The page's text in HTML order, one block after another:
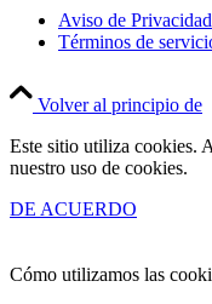
Aviso de Privacidad
Términos de
Volver al principio de
Este sitio utiliza cookies.
nuestro uso de cookies.
DE ACUERDO
Cómo utilizamos las